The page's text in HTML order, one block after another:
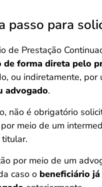
passo para
de Prestação
de forma direta pelo
ou indiretamente, por
advogado.
não é obrigatório
meio de um
por meio de um
caso o beneficiário